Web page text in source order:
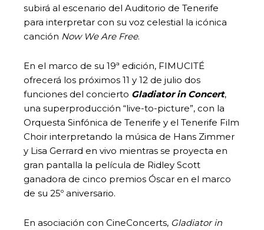
subirá al escenario del Auditorio de Tenerife
para interpretar con su voz celestial la icónica
canción Now We Are Free.
En el marco de su 19ª edición, FIMUCITÉ
ofrecerá los próximos 11 y 12 de julio dos
funciones del concierto Gladiator in Concert,
una superproducción “live-to-picture”, con la
Orquesta Sinfónica de Tenerife y el Tenerife Film
Choir interpretando la música de Hans Zimmer
y Lisa Gerrard en vivo mientras se proyecta en
gran pantalla la película de Ridley Scott
ganadora de cinco premios Óscar en el marco
de su 25º aniversario.
En asociación con CineConcerts, Gladiator in